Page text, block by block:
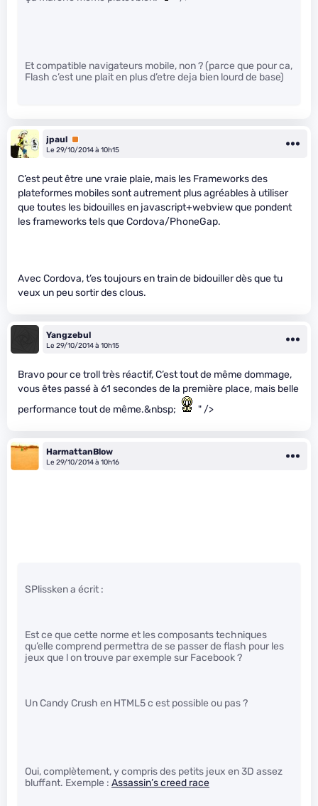
Et compatible navigateurs mobile, non ? (parce que pour ca,
Flash c’est une plait en plus d’etre deja bien lourd de base)
jpaul Premium
Le 29/10/2014 à 10h15
C’est peut être une vraie plaie, mais les Frameworks des
plateformes mobiles sont autrement plus agréables à utiliser
que toutes les bidouilles en javascript+webview que pondent
les frameworks tels que Cordova/PhoneGap.
Avec Cordova, t’es toujours en train de bidouiller dès que tu
veux un peu sortir des clous.
Yangzebul
Le 29/10/2014 à 10h15
Bravo pour ce troll très réactif, C’est tout de même dommage,
vous êtes passé à 61 secondes de la première place, mais belle
performance tout de même.&nbsp;
" />
HarmattanBlow
Le 29/10/2014 à 10h16
SPlissken a écrit :
Est ce que cette norme et les composants techniques
qu’elle comprend permettra de se passer de flash pour les
jeux que l on trouve par exemple sur Facebook ?
Un Candy Crush en HTML5 c est possible ou pas ?
Oui, complètement, y compris des petits jeux en 3D assez
bluffant. Exemple : Assassin’s creed race